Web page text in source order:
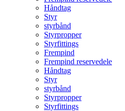
Håndtag
Styr
styrbånd
Styrpropper
Styrfittings
Frempind
Frempind reservedele
Håndtag
Styr
styrbånd
Styrpropper
Styrfittings